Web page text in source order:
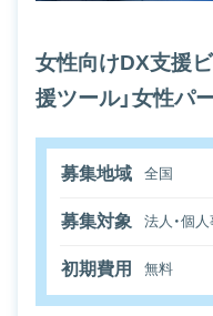
女性向けDX支援ビ
援ツール」女性パ
募集地域 全国
募集対象 法人・個
初期費用 無料